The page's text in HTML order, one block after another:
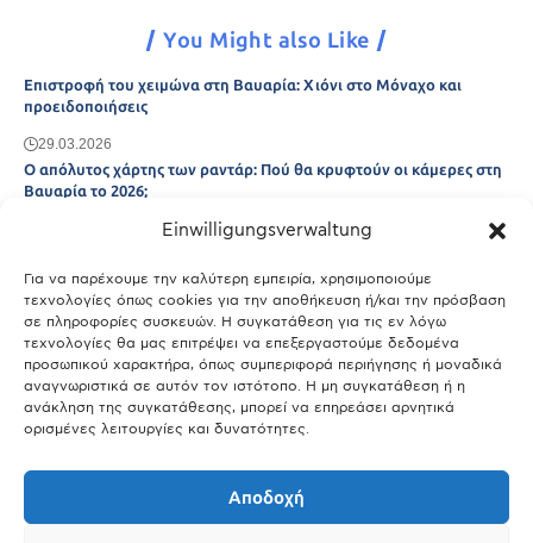
Einwilligungsverwaltung
Για να παρέχουμε την καλύτερη εμπειρία, χρησιμοποιούμε
τεχνολογίες όπως cookies για την αποθήκευση ή/και την πρόσβαση
σε πληροφορίες συσκευών. Η συγκατάθεση για τις εν λόγω
τεχνολογίες θα μας επιτρέψει να επεξεργαστούμε δεδομένα
προσωπικού χαρακτήρα, όπως συμπεριφορά περιήγησης ή μοναδικά
αναγνωριστικά σε αυτόν τον ιστότοπο. Η μη συγκατάθεση ή η
ανάκληση της συγκατάθεσης, μπορεί να επηρεάσει αρνητικά
ορισμένες λειτουργίες και δυνατότητες.
Αποδοχή
You Might also Like
Επιστροφή του χειμώνα στη Βαυαρία: Χιόνι στο Μόναχο και
προειδοποιήσεις
29.03.2026
Ο απόλυτος χάρτης των ραντάρ: Πού θα κρυφτούν οι κάμερες στη
Βαυαρία το 2026;
Μόναχο;
25.03.2026
Θύελλα χτυπά το Μόναχο: Κίνδυνος από τους ισχυρούς ανέμους
και τις καταιγίδες
25.03.2026